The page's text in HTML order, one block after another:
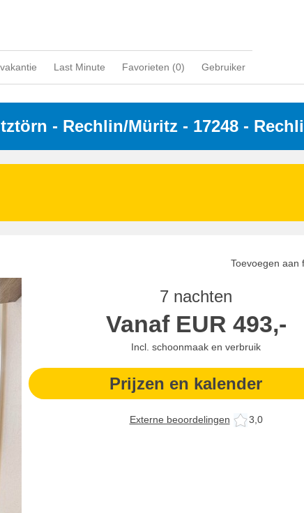
Last Minute Favorieten (0) Gebruiker
- Rechlin/Müritz - 17248 -
Toevoegen aan
7 nachten
Vanaf EUR 493,-
Incl. schoonmaak en verbruik
Prijzen en kalender
Externe beoordelingen 3,0